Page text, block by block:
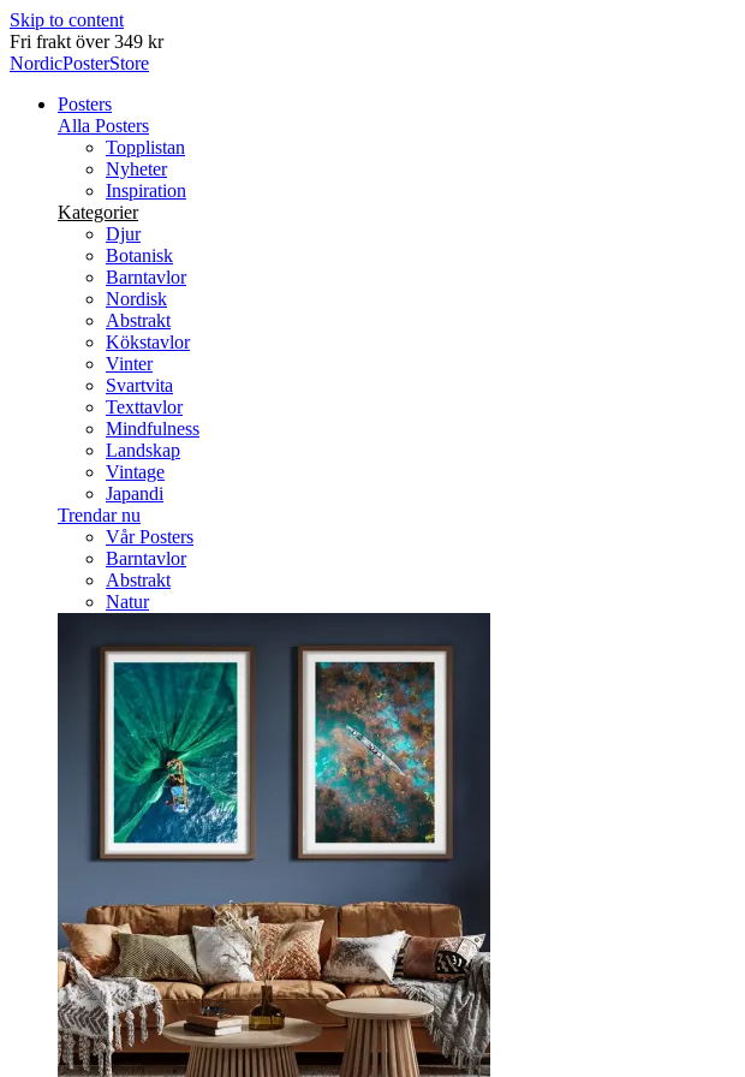
Skip to content
Leverans inom 2-5 arbetsdagar
NordicPosterStore
Posters
Alla Posters
Topplistan
Nyheter
Inspiration
Kategorier
Djur
Botanisk
Barntavlor
Nordisk
Abstrakt
Kökstavlor
Vinter
Svartvita
Texttavlor
Mindfulness
Landskap
Vintage
Japandi
Trendar nu
Vår Posters
Barntavlor
Abstrakt
Natur